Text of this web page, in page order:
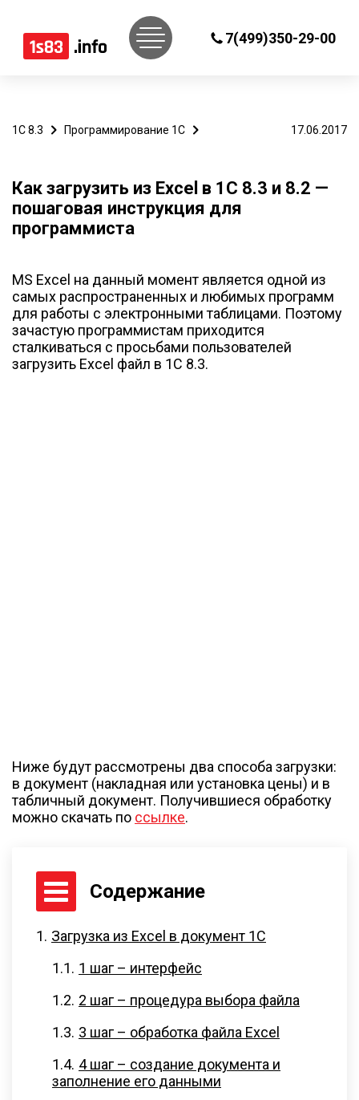
7(499)350-29-00
1С 8.3 Программирование 1С 17.06.2017
Как загрузить из Excel в 1С 8.3 и 8.2 —
пошаговая инструкция для
программиста
MS Excel на данный момент является одной из
самых распространенных и любимых программ
для работы с электронными таблицами. Поэтому
зачастую программистам приходится
сталкиваться с просьбами пользователей
загрузить Excel файл в 1С 8.3.
Ниже будут рассмотрены два способа загрузки:
в документ (накладная или установка цены) и в
табличный документ. Получившиеся обработку
можно скачать по ссылке.
Содержание
Загрузка из Excel в документ 1С
1 шаг – интерфейс
2 шаг – процедура выбора файла
3 шаг – обработка файла Excel
4 шаг – создание документа и
заполнение его данными